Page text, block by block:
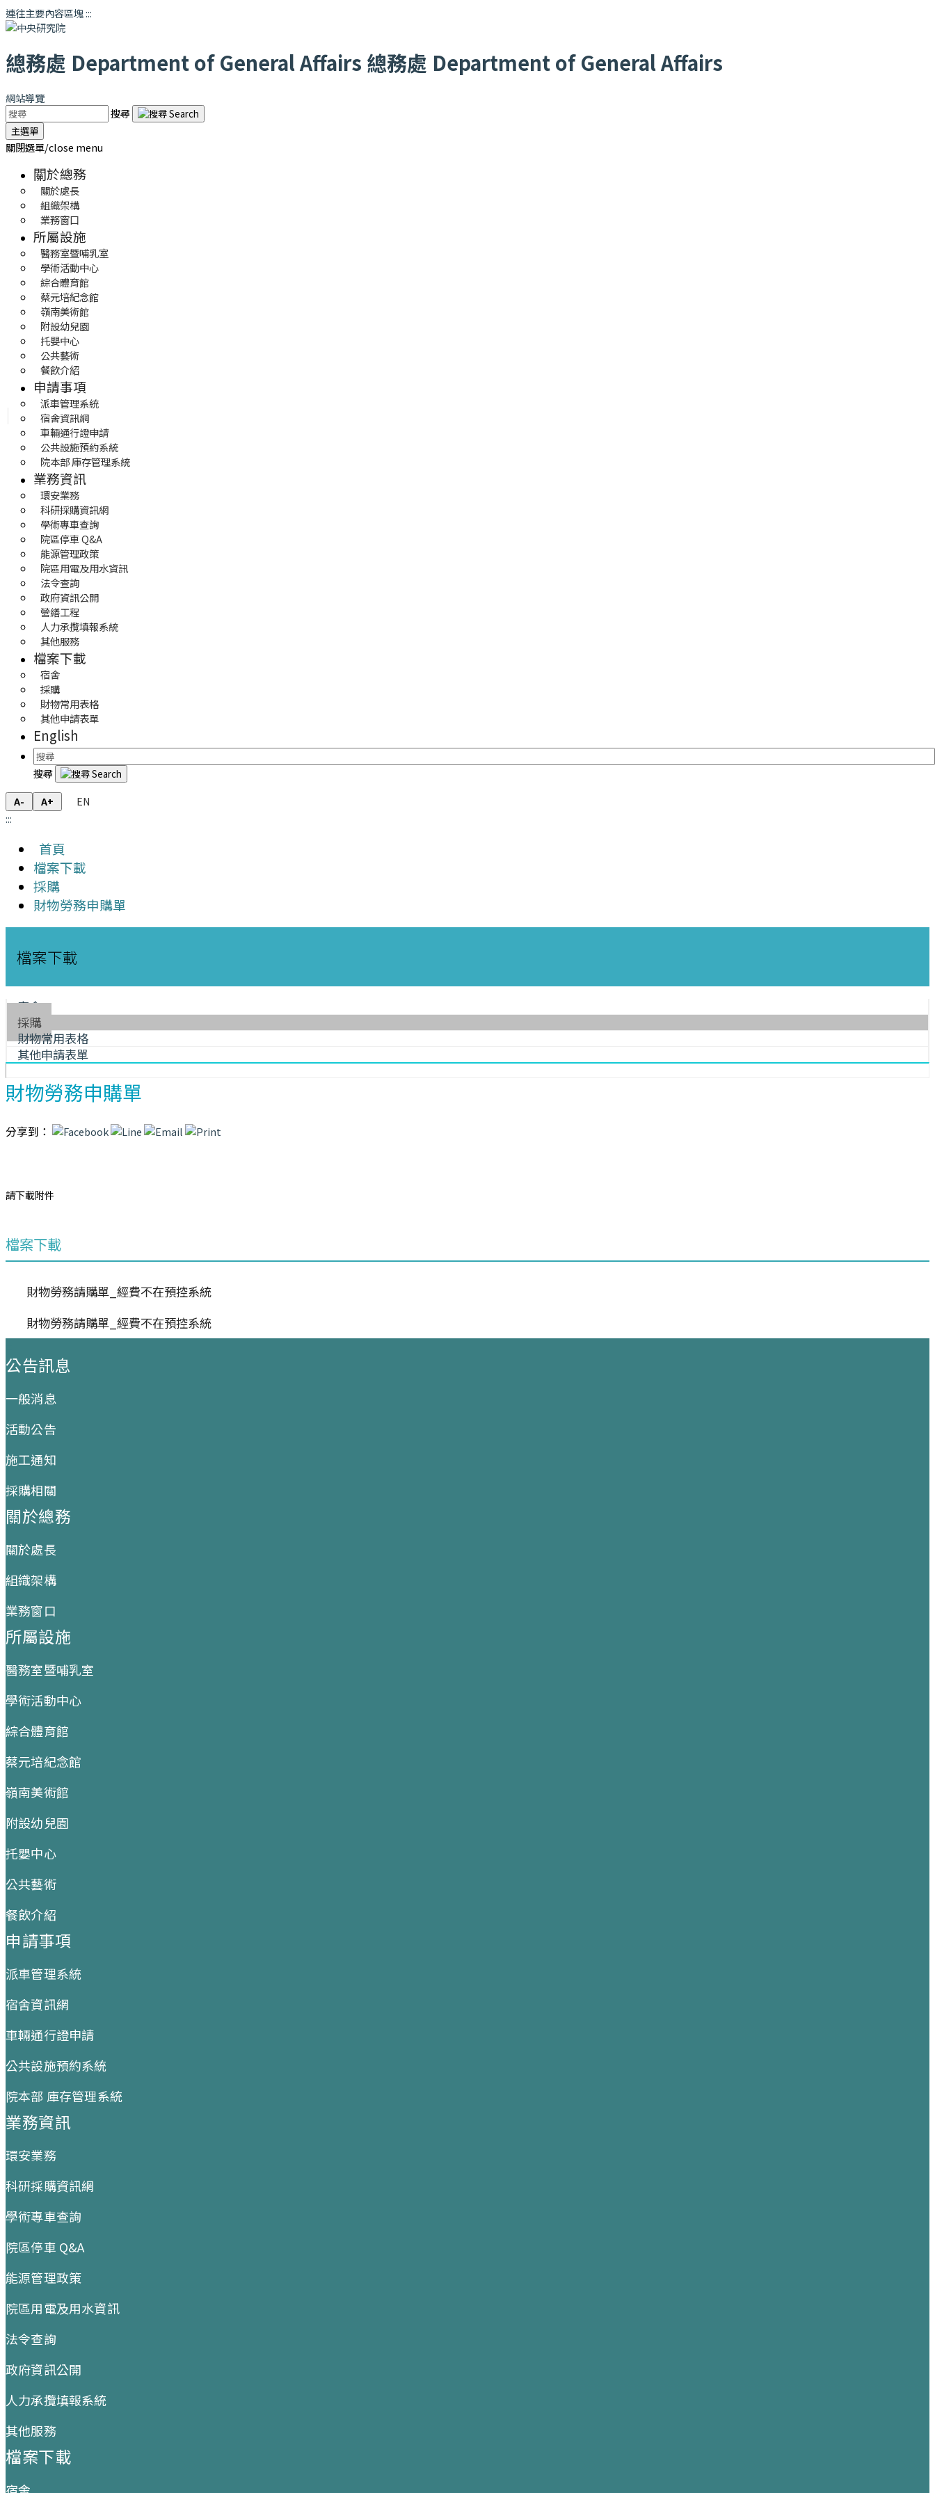
連往主要內容區塊:::
總務處 Department of General Affairs 總務處 Department of General Affairs
網站導覽
搜尋
主選單
關閉選單/close menu
關於總務
關於處長
組織架構
業務窗口
所屬設施
醫務室暨哺乳室
學術活動中心
綜合體育館
蔡元培紀念館
嶺南美術館
附設幼兒園
托嬰中心
公共藝術
餐飲介紹
申請事項
派車管理系統
宿舍資訊網
車輛通行證申請
公共設施預約系統
院本部 庫存管理系統
業務資訊
環安業務
科研採購資訊網
學術專車查詢
院區停車 Q&A
能源管理政策
院區用電及用水資訊
法令查詢
政府資訊公開
營繕工程
人力承攬填報系統
其他服務
檔案下載
宿舍
採購
財物常用表格
其他申請表單
English
搜尋
A- A+
EN
:::
首頁
檔案下載
採購
財物勞務申購單
檔案下載
宿舍
採購
財物常用表格
其他申請表單
財物勞務申購單
分享到：
請下載附件
檔案下載
財物勞務請購單_經費不在預控系統
財物勞務請購單_經費不在預控系統
公告訊息
一般消息
活動公告
施工通知
採購相關
關於總務
關於處長
組織架構
業務窗口
所屬設施
醫務室暨哺乳室
學術活動中心
綜合體育館
蔡元培紀念館
嶺南美術館
附設幼兒園
托嬰中心
公共藝術
餐飲介紹
申請事項
派車管理系統
宿舍資訊網
車輛通行證申請
公共設施預約系統
院本部 庫存管理系統
業務資訊
環安業務
科研採購資訊網
學術專車查詢
院區停車 Q&A
能源管理政策
院區用電及用水資訊
法令查詢
政府資訊公開
人力承攬填報系統
其他服務
檔案下載